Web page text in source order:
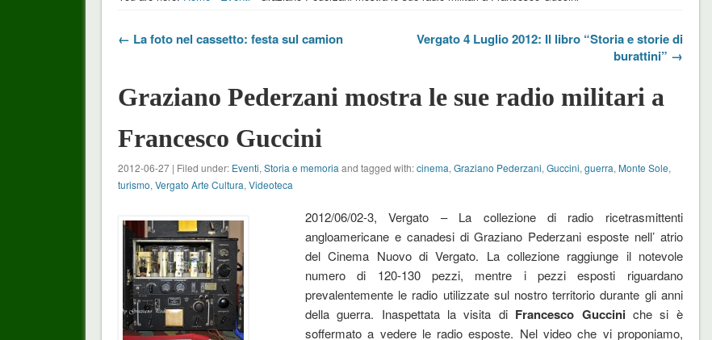
← La foto nel cassetto: festa sul camion
Vergato 4 Luglio 2012: Il libro “Storia e storie di
burattini” →
Graziano Pederzani mostra le sue radio militari a
Francesco Guccini
2012-06-27 | Filed under: Eventi, Storia e memoria and tagged with:cinema, Graziano Pederzani, Guccini, guerra, Monte Sole,
turismo, Vergato Arte Cultura, Videoteca
2012/06/02-3, Vergato – La collezione di radio ricetrasmittenti
angloamericane e canadesi di Graziano Pederzani esposte nell’ atrio
del Cinema Nuovo di Vergato. La collezione raggiunge il notevole
numero di 120-130 pezzi, mentre i pezzi esposti riguardano
prevalentemente le radio utilizzate sul nostro territorio durante gli anni
della guerra. Inaspettata la visita di Francesco Gucciniche si è
soffermato a vedere le radio esposte. Nel video che vi proponiamo,